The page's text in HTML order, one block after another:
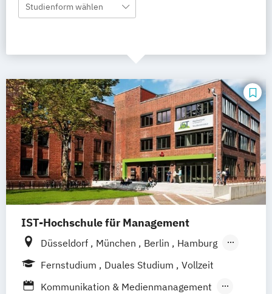
Studienform wählen
IST-Hochschule für Management
Düsseldorf München Berlin
Hamburg
Weil am Rhein
Frankfurt am Main
Essen
Fernstudium Duales Studium
Vollzeit
Kommunikation & Medienmanagement